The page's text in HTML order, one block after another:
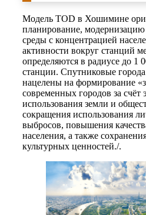
Модель TOD в Хошимине
планирование, модернизацию
среды с концентрацией
активности вокруг станций
определяются в радиусе до 1
станции. Спутниковые
нацелены на формирование
современных городов за счёт
использования земли и
сокращения использования
выбросов, повышения
населения, а также
культурных ценностей./.